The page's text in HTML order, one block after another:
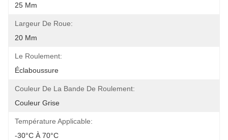
25 Mm
Largeur De Roue:
20 Mm
Le Roulement:
Éclaboussure
Couleur De La Bande De Roulement:
Couleur Grise
Température Applicable:
-30°C À 70°C